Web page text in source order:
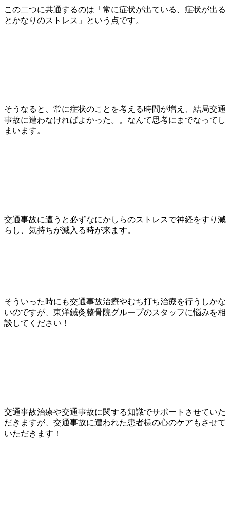
この二つに共通するのは「常に症状が出ている、症状が出る
とかなりのストレス」という点です。
そうなると、常に症状のことを考える時間が増え、結局交通
事故に遭わなければよかった。。なんて思考にまでなってし
まいます。
交通事故に遭うと必ずなにかしらのストレスで神経をすり減
らし、気持ちが滅入る時が来ます。
そういった時にも交通事故治療やむち打ち治療を行うしかな
いのですが、東洋鍼灸整骨院グループのスタッフに悩みを相
談してください！
交通事故治療や交通事故に関する知識でサポートさせていた
だきますが、交通事故に遭われた患者様の心のケアもさせて
いただきます！